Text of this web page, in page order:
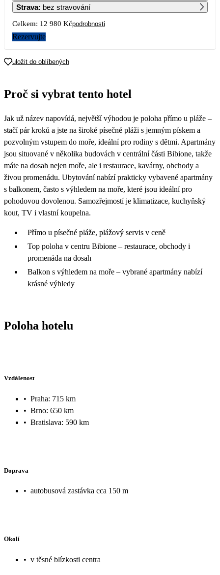
7 8 9 10 11 12 13
21
28 29 30
Strava: bez stravování
Celkem: 12 980 Kčpodrobnosti
Rezervujte
uložit do oblíbených
Proč si vybrat tento hotel
Jak už název napovídá, největší výhodou je poloha přímo u pláže –
stačí pár kroků a jste na široké písečné pláži s jemným pískem a
pozvolným vstupem do moře, ideální pro rodiny s dětmi. Apartmány
jsou situované v několika budovách v centrální části Bibione, takže
máte na dosah nejen moře, ale i restaurace, kavárny, obchody a
živou promenádu. Ubytování nabízí prakticky vybavené apartmány
s balkonem, často s výhledem na moře, které jsou ideální pro
pohodovou dovolenou. Samozřejmostí je klimatizace, kuchyňský
kout, TV i vlastní koupelna.
Přímo u písečné pláže, plážový servis v ceně
Top poloha v centru Bibione – restaurace, obchody i
promenáda na dosah
Balkon s výhledem na moře – vybrané apartmány nabízí
krásné výhledy
Poloha hotelu
Vzdálenost
• Praha: 715 km
• Brno: 650 km
• Bratislava: 590 km
Doprava
• autobusová zastávka cca 150 m
Okolí
• v těsné blízkosti centra